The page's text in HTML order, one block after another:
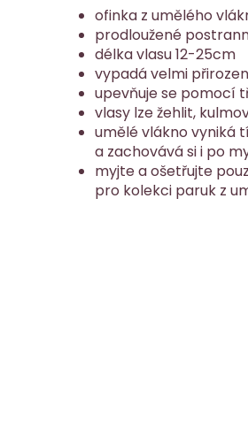
ofinka z umělého
prodloužené
délka vlasu 12-25cm
vypadá velmi
upevňuje se pomocí
vlasy lze žehlit,
umělé vlákno vyniká
a zachovává si i po
myjte a ošetřujte
pro kolekci paruk z